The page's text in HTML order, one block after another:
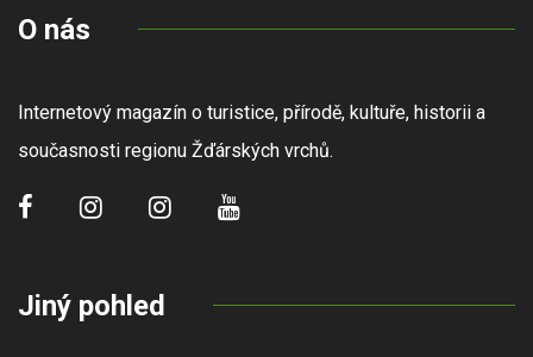
O nás
Internetový magazín o turistice, přírodě, kultuře, historii a
současnosti regionu Žďárských vrchů.
Jiný pohled